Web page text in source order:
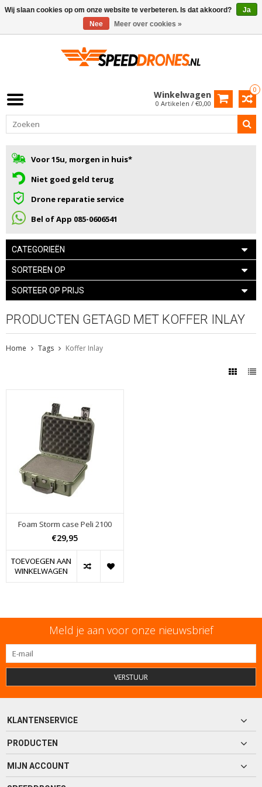
0
Winkelwagen
0 Artikelen / €0,00
Voor 15u, morgen in huis*
Niet goed geld terug
Drone reparatie service
Bel of App 085-0606541
CATEGORIEËN
SORTEREN OP
SORTEER OP PRIJS
PRODUCTEN GETAGD MET KOFFER INLAY
Home Tags Koffer Inlay
Foam Storm case Peli 2100
€29,95
TOEVOEGEN AAN
WINKELWAGEN
Meld je aan voor onze nieuwsbrief
VERSTUUR
KLANTENSERVICE
PRODUCTEN
MIJN ACCOUNT
Wij slaan cookies op om onze website te verbeteren. Is dat akkoord?
Ja
Nee
Meer over cookies »